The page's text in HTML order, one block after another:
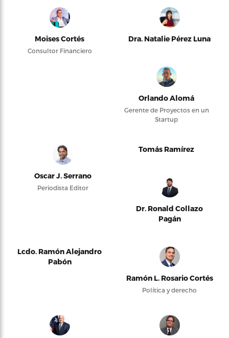
Moises Cortés
Consultor Financiero
Dra. Natalie Pérez Luna
Orlando Alomá
Gerente de Proyectos en un
Startup
Oscar J. Serrano
Periodista Editor
Tomás Ramírez
Dr. Ronald Collazo
Pagán
Lcdo. Ramón Alejandro
Pabón
Ramón L. Rosario Cortés
Política y derecho